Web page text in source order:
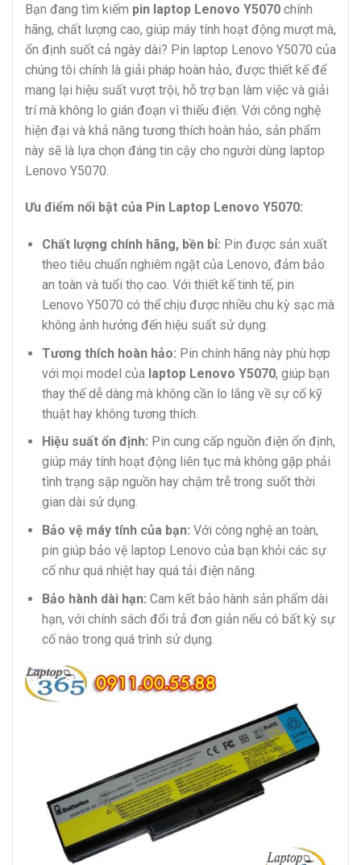
Bạn đang tìm kiếm pin laptop Lenovo Y5070 chính
hãng, chất lượng cao, giúp máy tính hoạt động mượt mà,
ổn định suốt cả ngày dài? Pin laptop Lenovo Y5070 của
chúng tôi chính là giải pháp hoàn hảo, được thiết kế để
mang lại hiệu suất vượt trội, hỗ trợ bạn làm việc và giải
trí mà không lo gián đoạn vì thiếu điện. Với công nghệ
hiện đại và khả năng tương thích hoàn hảo, sản phẩm
này sẽ là lựa chọn đáng tin cậy cho người dùng laptop
Lenovo Y5070.
Ưu điểm nổi bật của Pin Laptop Lenovo Y5070:
Chất lượng chính hãng, bền bỉ: Pin được sản xuất
theo tiêu chuẩn nghiêm ngặt của Lenovo, đảm bảo
an toàn và tuổi thọ cao. Với thiết kế tinh tế, pin
Lenovo Y5070 có thể chịu được nhiều chu kỳ sạc mà
không ảnh hưởng đến hiệu suất sử dụng.
Tương thích hoàn hảo: Pin chính hãng này phù hợp
với mọi model của laptop Lenovo Y5070, giúp bạn
thay thế dễ dàng mà không cần lo lắng về sự cố kỹ
thuật hay không tương thích.
Hiệu suất ổn định: Pin cung cấp nguồn điện ổn định,
giúp máy tính hoạt động liên tục mà không gặp phải
tình trạng sập nguồn hay chậm trễ trong suốt thời
gian dài sử dụng.
Bảo vệ máy tính của bạn: Với công nghệ an toàn,
pin giúp bảo vệ laptop Lenovo của bạn khỏi các sự
cố như quá nhiệt hay quá tải điện năng.
Bảo hành dài hạn: Cam kết bảo hành sản phẩm dài
hạn, với chính sách đổi trả đơn giản nếu có bất kỳ sự
cố nào trong quá trình sử dụng.